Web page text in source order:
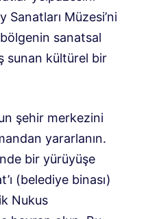
Sanatları Müzesi’ni
sanatsal
sunan kültürel bir
şehir merkezini
yararlanın.
bir yürüyüşe
(belediye binası)
Nukus